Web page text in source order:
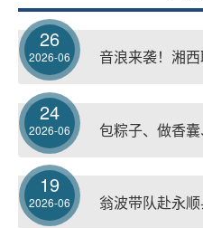
26
2026-06
24
2026-06
19
2026-06